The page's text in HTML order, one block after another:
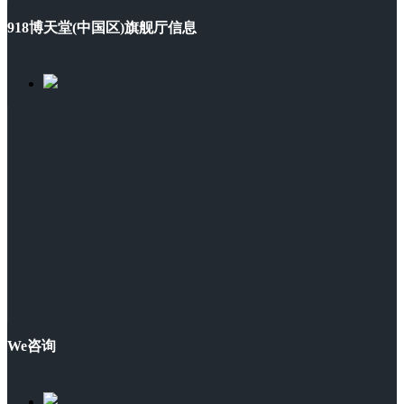
918博天堂(中国区)旗舰厅信息
We咨询